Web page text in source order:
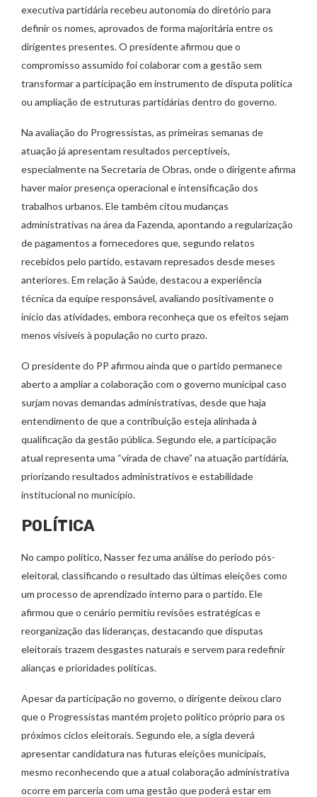
executiva partidária recebeu autonomia do diretório para
definir os nomes, aprovados de forma majoritária entre os
dirigentes presentes. O presidente afirmou que o
compromisso assumido foi colaborar com a gestão sem
transformar a participação em instrumento de disputa política
ou ampliação de estruturas partidárias dentro do governo.
Na avaliação do Progressistas, as primeiras semanas de
atuação já apresentam resultados perceptíveis,
especialmente na Secretaria de Obras, onde o dirigente afirma
haver maior presença operacional e intensificação dos
trabalhos urbanos. Ele também citou mudanças
administrativas na área da Fazenda, apontando a regularização
de pagamentos a fornecedores que, segundo relatos
recebidos pelo partido, estavam represados desde meses
anteriores. Em relação à Saúde, destacou a experiência
técnica da equipe responsável, avaliando positivamente o
início das atividades, embora reconheça que os efeitos sejam
menos visíveis à população no curto prazo.
O presidente do PP afirmou ainda que o partido permanece
aberto a ampliar a colaboração com o governo municipal caso
surjam novas demandas administrativas, desde que haja
entendimento de que a contribuição esteja alinhada à
qualificação da gestão pública. Segundo ele, a participação
atual representa uma “virada de chave” na atuação partidária,
priorizando resultados administrativos e estabilidade
institucional no município.
POLÍTICA
No campo político, Nasser fez uma análise do período pós-
eleitoral, classificando o resultado das últimas eleições como
um processo de aprendizado interno para o partido. Ele
afirmou que o cenário permitiu revisões estratégicas e
reorganização das lideranças, destacando que disputas
eleitorais trazem desgastes naturais e servem para redefinir
alianças e prioridades políticas.
Apesar da participação no governo, o dirigente deixou claro
que o Progressistas mantém projeto político próprio para os
próximos ciclos eleitorais. Segundo ele, a sigla deverá
apresentar candidatura nas futuras eleições municipais,
mesmo reconhecendo que a atual colaboração administrativa
ocorre em parceria com uma gestão que poderá estar em